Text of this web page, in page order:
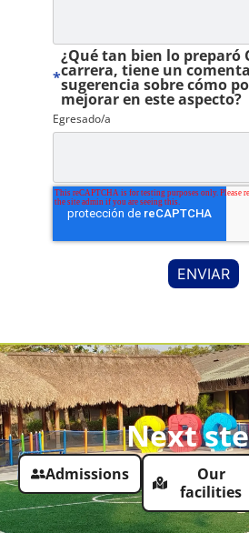
¿Qué tan bien lo preparó
carrera, tiene un
sugerencia sobre cómo
mejorar en este aspecto?
*
Egresado/a
Next
Admissions
Our
facilities